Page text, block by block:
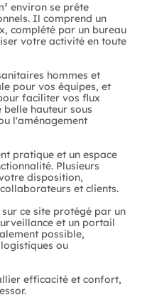
environ se prête
Il comprend un
complété par un bureau
votre activité en toute
hommes et
pour vos équipes, et
faciliter vos flux
hauteur sous
l'aménagement
pratique et un espace
Plusieurs
disposition,
et clients.
ce site protégé par un
et un portail
possible,
ou
efficacité et confort,